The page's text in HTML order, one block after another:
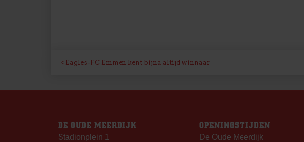
BERICHT
NAVIGATIE
Eagles-FC Emmen kent bijna altijd winnaar
DE OUDE MEERDIJK
Stadionplein 1
OPENINGSTIJDEN
De Oude Meerdijk